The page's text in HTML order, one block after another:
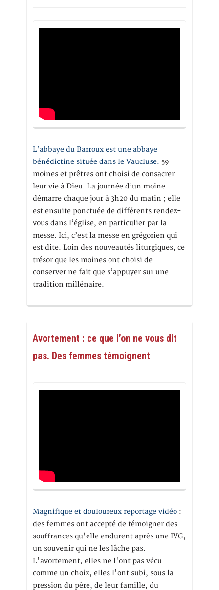
L’abbaye du Barroux est une abbaye
bénédictine située dans le Vaucluse. 59
moines et prêtres ont choisi de consacrer
leur vie à Dieu. La journée d’un moine
démarre chaque jour à 3h20 du matin ; elle
est ensuite ponctuée de différents rendez-
vous dans l’église, en particulier par la
messe. Ici, c’est la messe en grégorien qui
est dite. Loin des nouveautés liturgiques, ce
trésor que les moines ont choisi de
conserver ne fait que s’appuyer sur une
tradition millénaire.
Avortement : ce que l’on ne vous dit
pas. Des femmes témoignent
Magnifique et douloureux reportage vidéo :
des femmes ont accepté de témoigner des
souffrances qu'elle endurent après une IVG,
un souvenir qui ne les lâche pas.
L'avortement, elles ne l'ont pas vécu
comme un choix, elles l'ont subi, sous la
pression du père, de leur famille, du